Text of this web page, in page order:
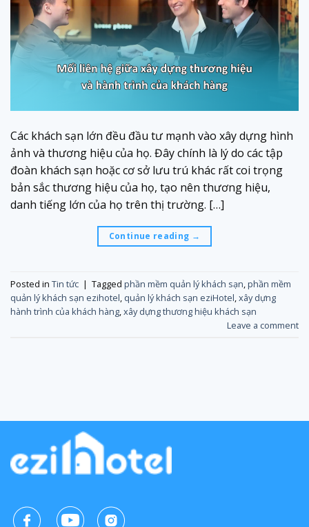
Các khách sạn lớn đều đầu tư mạnh vào xây dựng hình
ảnh và thương hiệu của họ. Đây chính là lý do các tập
đoàn khách sạn hoặc cơ sở lưu trú khác rất coi trọng
bản sắc thương hiệu của họ, tạo nên thương hiệu,
danh tiếng lớn của họ trên thị trường. […]
Continue reading →
Posted in Tin tức | Tagged phần mềm quản lý khách sạn phần mềm
quản lý khách sạn ezihotel quản lý khách sạn eziHotel xây dựng
hành trình của khách hàng xây dựng thương hiệu khách sạn
Leave a comment